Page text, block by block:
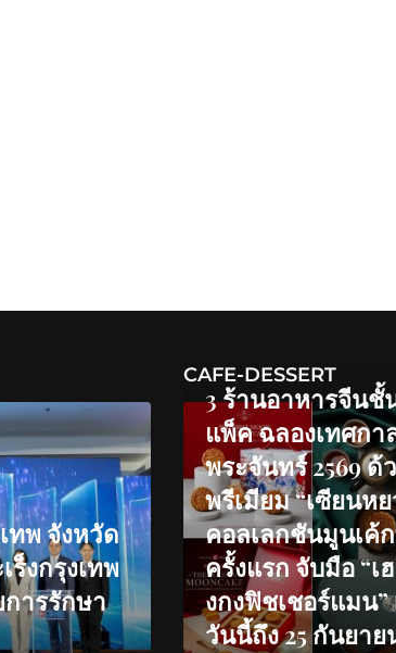
ทพ จังหวัด
ร็งกรุงเทพ
การรักษา
CAFE-DESSERT
3 ร้านอาหารจีนชั้
แพ็ค ฉลองเทศกา
พระจันทร์ 2569 ด้
พรีเมียม “เซียนห
คอลเลกชันมูนเค้
ครั้งแรก จับมือ “เ
งกงฟิชเชอร์แมน”
วันนี้ถึง 25 กันยาย